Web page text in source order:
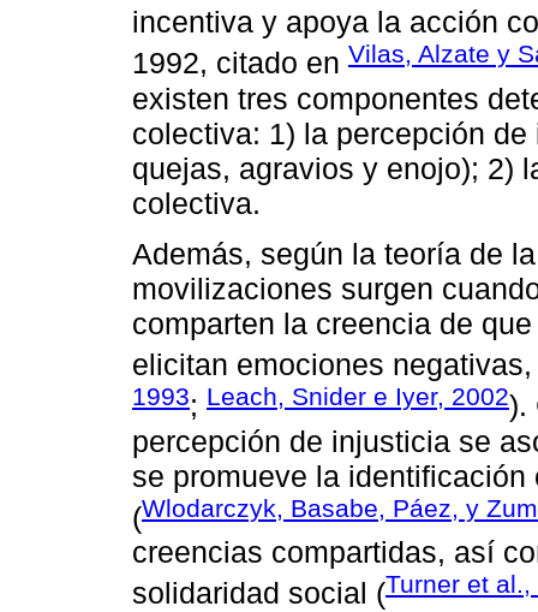
incentiva y apoya la acción
1992, citado en Vilas, Alzate y
existen tres componentes
colectiva: 1) la percepción
quejas, agravios y enojo); 2)
colectiva.
Además, según la teoría de
movilizaciones surgen
comparten la creencia de
elicitan emociones
1993; Leach, Snider e Iyer, 2002).
percepción de injusticia se
se promueve la
(Wlodarczyk, Basabe, Páez, y
creencias compartidas, así
solidaridad social (Turner et al.,